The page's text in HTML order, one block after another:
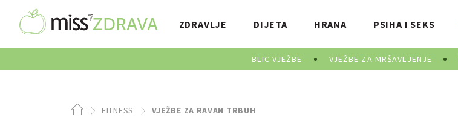
ZDRAVLJE DIJETA HRANA PSIHA I SEKS
BLIC VJEŽBE VJEŽBE ZA MRŠAVLJENJE
FITNESS VJEŽBE ZA RAVAN TRBUH